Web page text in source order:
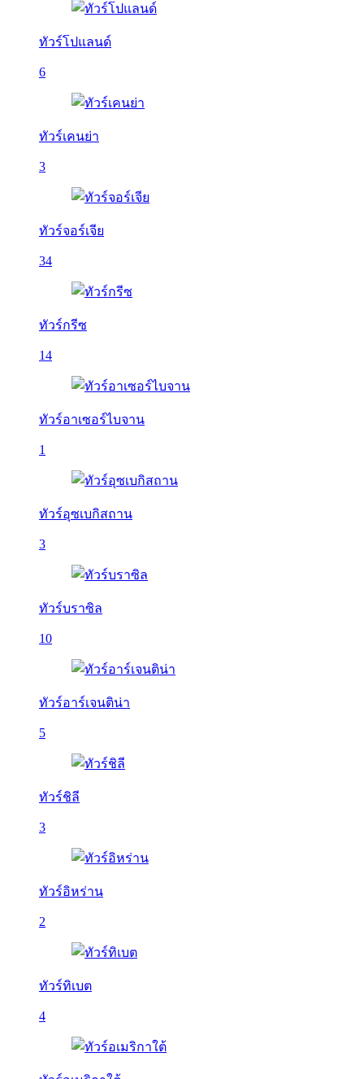
ทัวร์โปแลนด์
6
ทัวร์เคนย่า
3
ทัวร์จอร์เจีย
34
ทัวร์กรีซ
14
ทัวร์อาเซอร์ไบจาน
1
ทัวร์อุซเบกิสถาน
3
ทัวร์บราซิล
10
ทัวร์อาร์เจนติน่า
5
ทัวร์ชิลี
3
ทัวร์อิหร่าน
2
ทัวร์ทิเบต
4